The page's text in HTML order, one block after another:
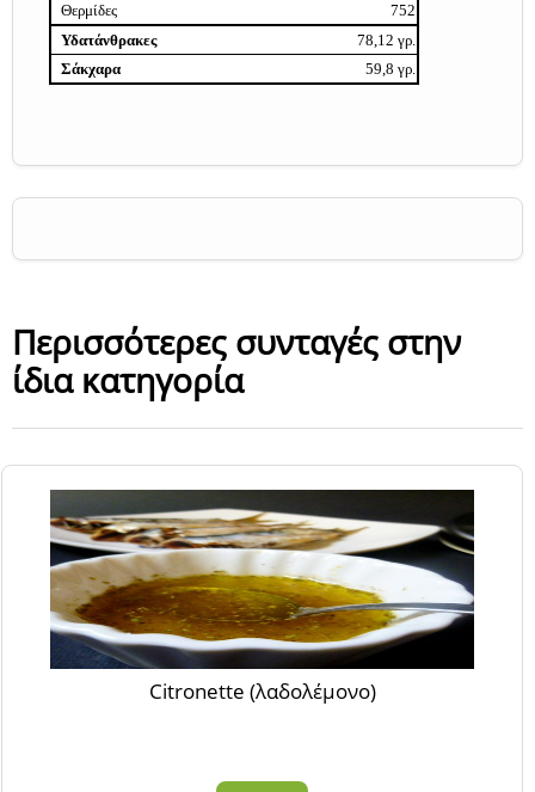
Θερμίδες
752
Υδατάνθρακες
78,12 γρ.
Σάκχαρα
59,8 γρ.
Περισσότερες συνταγές στην
ίδια κατηγορία
Citronette (λαδολέμονο)